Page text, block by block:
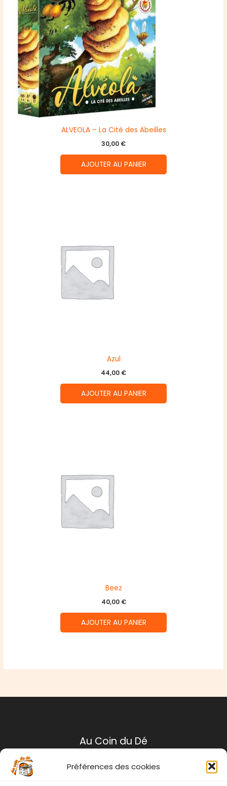
Préférences des cookies
ALVEOLA – La Cité des Abeilles
30,00 €
AJOUTER AU PANIER
Azul
44,00 €
AJOUTER AU PANIER
Beez
40,00 €
AJOUTER AU PANIER
Au Coin du Dé